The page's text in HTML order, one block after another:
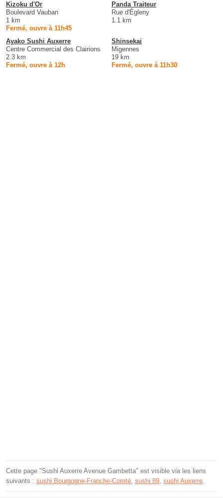
Kizoku d'Or
Boulevard Vauban
1 km
Fermé, ouvre à 11h45
Panda Traiteur
Rue d'Égleny
1.1 km
Ayako Sushi Auxerre
Centre Commercial des Clairions
2.3 km
Fermé, ouvre à 12h
Shinsekai
Migennes
19 km
Fermé, ouvre à 11h30
Cette page "Sushi Auxerre Avenue Gambetta" est visible via les liens
suivants : sushi Bourgogne-Franche-Comté, sushi 89, sushi Auxerre.